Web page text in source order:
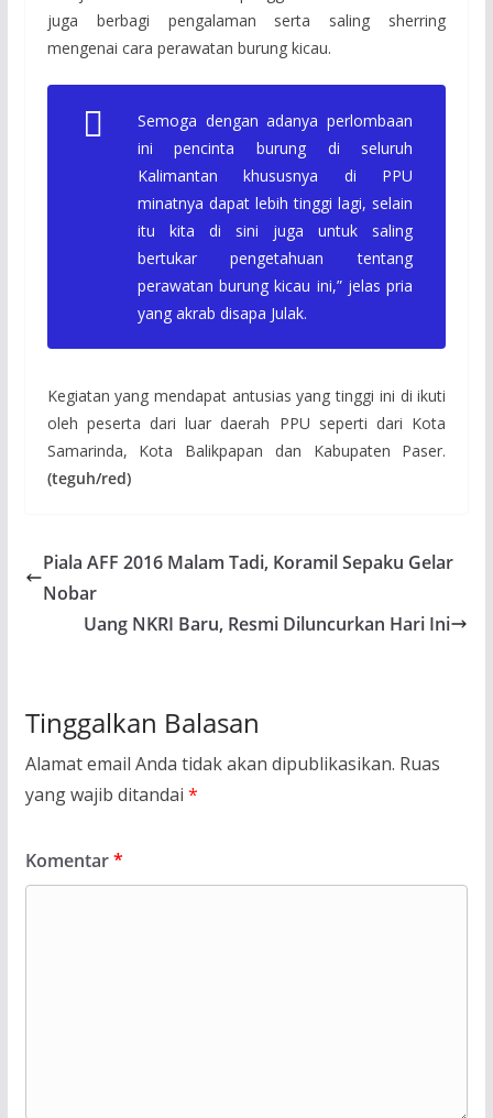
juga berbagi pengalaman serta saling sherring
mengenai cara perawatan burung kicau.
Semoga dengan adanya perlombaan
ini pencinta burung di seluruh
Kalimantan khususnya di PPU
minatnya dapat lebih tinggi lagi, selain
itu kita di sini juga untuk saling
bertukar pengetahuan tentang
perawatan burung kicau ini,” jelas pria
yang akrab disapa Julak.
Kegiatan yang mendapat antusias yang tinggi ini di ikuti
oleh peserta dari luar daerah PPU seperti dari Kota
Samarinda, Kota Balikpapan dan Kabupaten Paser.
(teguh/red)
Piala AFF 2016 Malam Tadi, Koramil Sepaku Gelar
Nobar
Uang NKRI Baru, Resmi Diluncurkan Hari Ini
Tinggalkan Balasan
Alamat email Anda tidak akan dipublikasikan. Ruas
yang wajib ditandai *
Komentar*